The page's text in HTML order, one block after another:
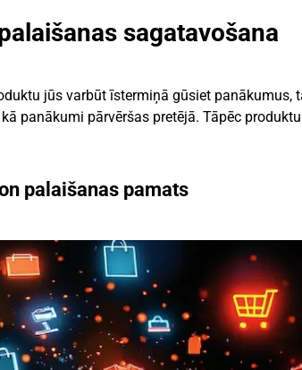
sagatavošana
jūs varbūt īstermiņā gūsiet panākumus,
panākumi pārvēršas pretējā. Tāpēc
palaišanas pamats